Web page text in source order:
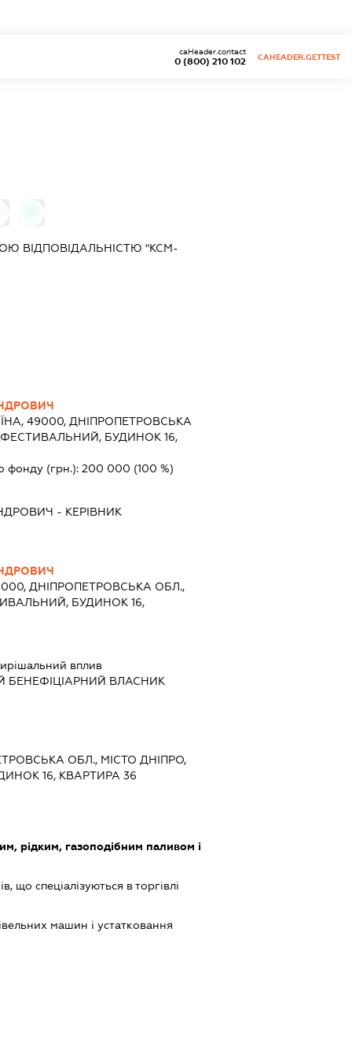
0 (800) 210 102
caHeader.contact
CAHEADER.GETTEST
ВІДПОВІДАЛЬНІСТЮ "КСМ-
49000, ДНІПРОПЕТРОВСЬКА
БУДИНОК 16,
фонду (грн.): 200 000 (100 %)
- КЕРІВНИК
ДНІПРОПЕТРОВСЬКА ОБЛ.,
БУДИНОК 16,
вплив
БЕНЕФІЦІАРНИЙ ВЛАСНИК
ОБЛ., МІСТО ДНІПРО,
16, КВАРТИРА 36
рідким, газоподібним паливом і
що спеціалізуються в торгівлі
машин і устатковання